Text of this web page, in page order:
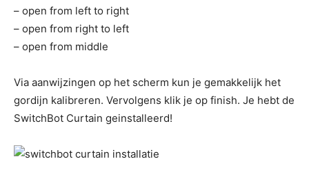
– open from left to right
– open from right to left
– open from middle
Via aanwijzingen op het scherm kun je gemakkelijk het
gordijn kalibreren. Vervolgens klik je op finish. Je hebt de
SwitchBot Curtain geinstalleerd!